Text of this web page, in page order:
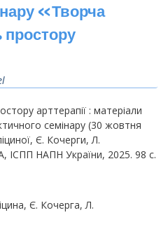
«Творча
простору
арттерапії : матеріали
семінару (30 жовтня
Є. Кочерги, Л.
ІСПП НАПН України, 2025. 98 с.
Є. Кочерга, Л.